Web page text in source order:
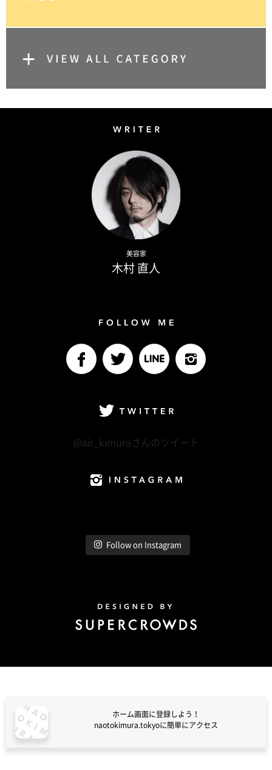
美容家
木村 直人
@air_kimuraさんのツイート
Follow on Instagram
ホーム画面に登録しよう！
naotokimura.tokyoに簡単にアクセス